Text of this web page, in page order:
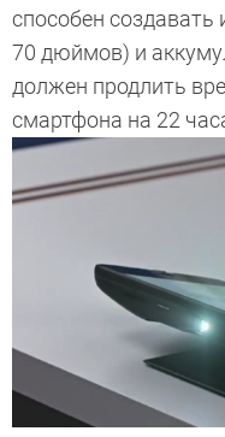
способен
70 дюймов) и
должен продлить
смартфона на 22